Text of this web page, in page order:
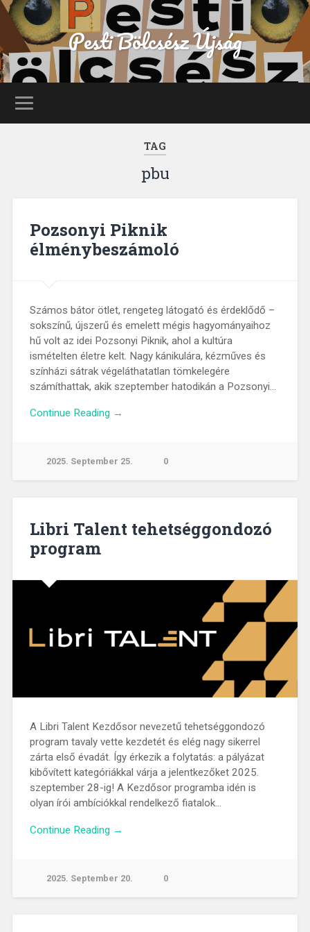
Pesti Bölcsész Újság
TAG
pbu
Pozsonyi Piknik
élménybeszámoló
Számos bátor ötlet, rengeteg látogató és érdeklődő –
sokszínű, újszerű és emelett mégis hagyományaihoz
hű volt az idei Pozsonyi Piknik, ahol a kultúra
ismételten életre kelt. Nagy kánikulára, kézműves és
színházi sátrak végeláthatatlan tömkelegére
számíthattak, akik szeptember hatodikán a Pozsonyi…
Continue Reading →
2025. September 25. 0
Libri Talent tehetséggondozó
program
A Libri Talent Kezdősor nevezetű tehetséggondozó
program tavaly vette kezdetét és elég nagy sikerrel
zárta első évadát. Így érkezik a folytatás: a pályázat
kibővített kategóriákkal várja a jelentkezőket 2025.
szeptember 28-ig! A Kezdősor programba idén is
olyan írói ambíciókkal rendelkező fiatalok…
Continue Reading →
2025. September 20. 0